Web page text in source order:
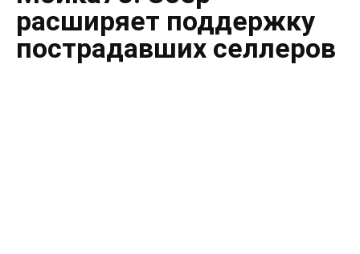
расширяет поддержку
пострадавших селлеров